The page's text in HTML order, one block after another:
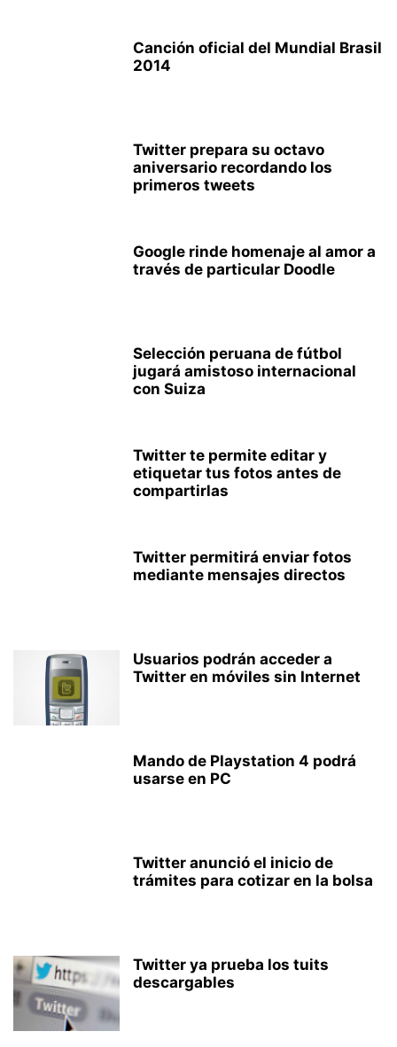
Canción oficial del Mundial Brasil
2014
Twitter prepara su octavo
aniversario recordando los
primeros tweets
Google rinde homenaje al amor a
través de particular Doodle
Selección peruana de fútbol
jugará amistoso internacional
con Suiza
Twitter te permite editar y
etiquetar tus fotos antes de
compartirlas
Twitter permitirá enviar fotos
mediante mensajes directos
Usuarios podrán acceder a
Twitter en móviles sin Internet
Mando de Playstation 4 podrá
usarse en PC
Twitter anunció el inicio de
trámites para cotizar en la bolsa
Twitter ya prueba los tuits
descargables